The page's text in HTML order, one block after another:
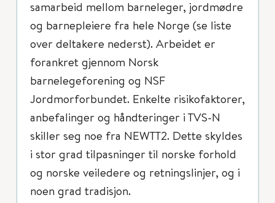
samarbeid mellom barneleger, jordmødre
og barnepleiere fra hele Norge (se liste
over deltakere nederst). Arbeidet er
forankret gjennom Norsk
barnelegeforening og NSF
Jordmorforbundet. Enkelte risikofaktorer,
anbefalinger og håndteringer i TVS-N
skiller seg noe fra NEWTT2. Dette skyldes
i stor grad tilpasninger til norske forhold
og norske veiledere og retningslinjer, og i
noen grad tradisjon.